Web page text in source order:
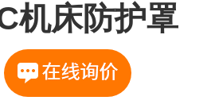
机床防护罩